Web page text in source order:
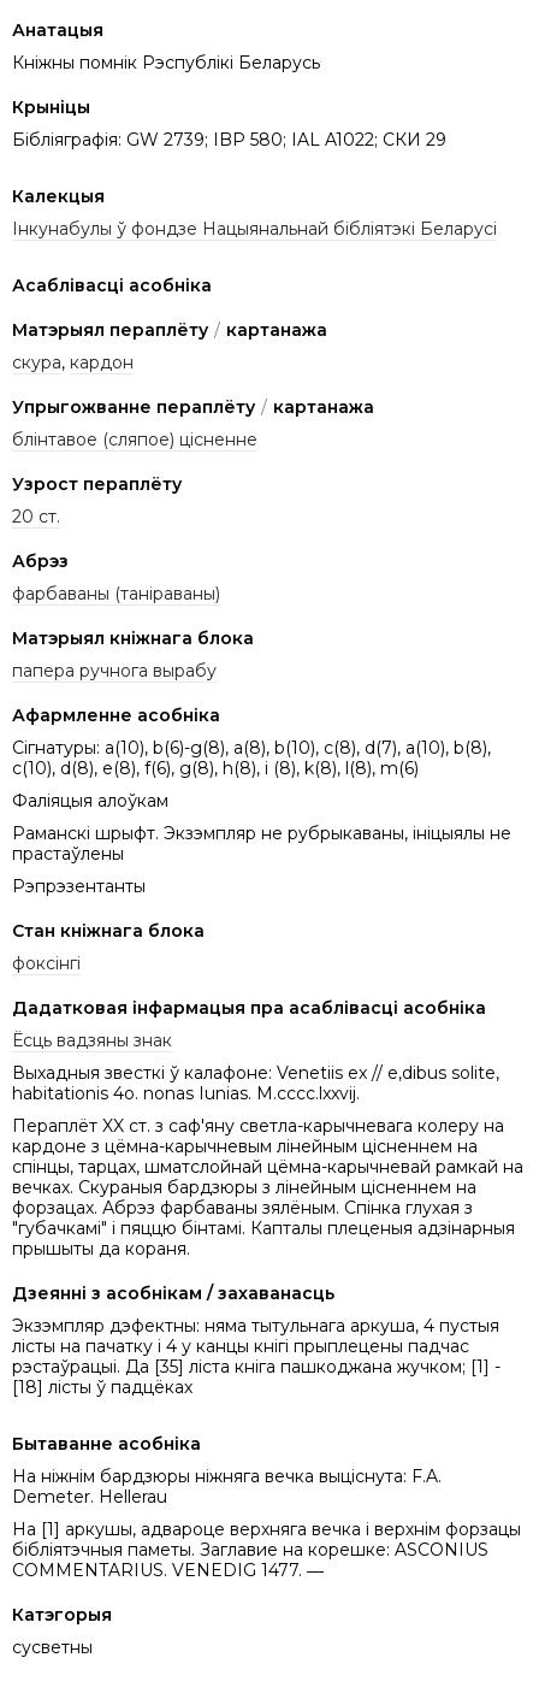
Анатацыя
Кніжны помнік Рэспублікі Беларусь
Крыніцы
Бібліяграфія: GW 2739; IBP 580; IAL A1022; СКИ 29
Калекцыя
Інкунабулы ў фондзе Нацыянальнай бібліятэкі Беларусі
Асаблівасці асобніка
Матэрыял пераплёту / картанажа
скура, кардон
Упрыгожванне пераплёту / картанажа
блінтавое (сляпое) цісненне
Узрост пераплёту
20 ст.
Абрэз
фарбаваны (таніраваны)
Матэрыял кніжнага блока
папера ручнога вырабу
Афармленне асобніка
Сігнатуры: a(10), b(6)-g(8), a(8), b(10), c(8), d(7), a(10), b(8),
c(10), d(8), e(8), f(6), g(8), h(8), i (8), k(8), l(8), m(6)
Фаліяцыя алоўкам
Раманскі шрыфт. Экзэмпляр не рубрыкаваны, ініцыялы не
прастаўлены
Рэпрэзентанты
Стан кніжнага блока
фоксінгі
Дадатковая інфармацыя пра асаблівасці асобніка
Ёсць вадзяны знак
Выхадныя звесткі ў калафоне: Venetiis ex // e,dibus solite,
habitationis 4o. nonas Iunias. M.cccc.lxxvij.
Пераплёт XX ст. з саф'яну светла-карычневага колеру на
кардоне з цёмна-карычневым лiнейным цісненнем на
спінцы, тарцах, шматслойнай цёмна-карычневай рамкай на
вечках. Скураныя бардзюры з лінейным цісненнем на
форзацах. Абрэз фарбаваны зялёным. Спінка глухая з
"губачкамi" i пяццю бiнтамi. Капталы плеценыя адзінарныя
прышыты да кораня.
Дзеянні з асобнікам / захаванасць
Экзэмпляр дэфектны: няма тытульнага аркуша, 4 пустыя
лісты на пачатку i 4 у канцы кнігі прыплецены падчас
рэстаўрацыі. Да [35] ліста кніга пашкоджана жучком; [1] -
[18] лісты ў падцёках
Бытаванне асобніка
На ніжнім бардзюры нiжняга вечка выціснута: F.A.
Demeter. Hellerau
На [1] аркушы, адвароце верхняга вечка і верхнiм форзацы
бібліятэчныя паметы. Заглавие на корешке: ASCONIUS
COMMENTARIUS. VENEDIG 1477. ―
Катэгорыя
сусветны